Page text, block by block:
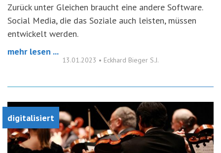
Zurück unter Gleichen braucht eine andere Software.
Social Media, die das Soziale auch leisten, müssen
entwickelt werden.
mehr lesen ...
13.01.2023 • Eckhard Bieger S.J.
digitalisiert